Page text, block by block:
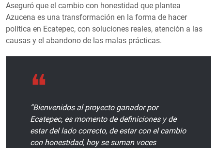
Aseguró que el cambio con honestidad que plantea
Azucena es una transformación en la forma de hacer
política en Ecatepec, con soluciones reales, atención a las
causas y el abandono de las malas prácticas.
“Bienvenidos al proyecto ganador por
Ecatepec, es momento de definiciones y de
estar del lado correcto, de estar con el cambio
con honestidad, hoy se suman voces